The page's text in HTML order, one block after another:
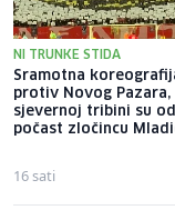
NI TRUNKE STIDA
Sramotna
protiv Novog Pazara,
sjevernoj tribini su
počast zločincu
16 sati